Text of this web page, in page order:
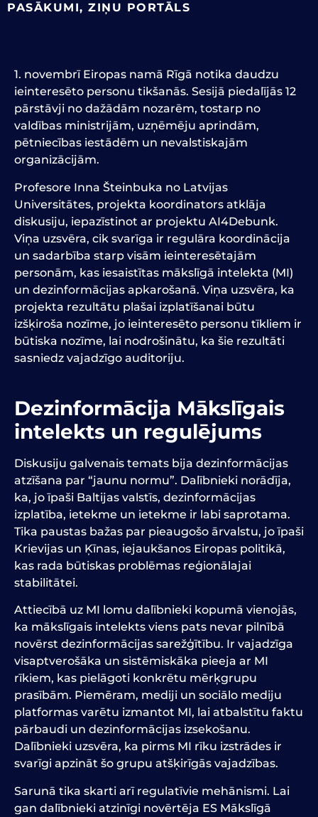
PASĀKUMI, ZIŅU PORTĀLS
1. novembrī Eiropas namā Rīgā notika daudzu
ieinteresēto personu tikšanās. Sesijā piedalījās 12
pārstāvji no dažādām nozarēm, tostarp no
valdības ministrijām, uzņēmēju aprindām,
pētniecības iestādēm un nevalstiskajām
organizācijām.
Profesore Inna Šteinbuka no Latvijas
Universitātes, projekta koordinators atklāja
diskusiju, iepazīstinot ar projektu AI4Debunk.
Viņa uzsvēra, cik svarīga ir regulāra koordinācija
un sadarbība starp visām ieinteresētajām
personām, kas iesaistītas mākslīgā intelekta (MI)
un dezinformācijas apkarošanā. Viņa uzsvēra, ka
projekta rezultātu plašai izplatīšanai būtu
izšķiroša nozīme, jo ieinteresēto personu tīkliem ir
būtiska nozīme, lai nodrošinātu, ka šie rezultāti
sasniedz vajadzīgo auditoriju.
Dezinformācija Mākslīgais
intelekts un regulējums
Diskusiju galvenais temats bija dezinformācijas
atzīšana par “jaunu normu”. Dalībnieki norādīja,
ka, jo īpaši Baltijas valstīs, dezinformācijas
izplatība, ietekme un ietekme ir labi saprotama.
Tika paustas bažas par pieaugošo ārvalstu, jo īpaši
Krievijas un Ķīnas, iejaukšanos Eiropas politikā,
kas rada būtiskas problēmas reģionālajai
stabilitātei.
Attiecībā uz MI lomu dalībnieki kopumā vienojās,
ka mākslīgais intelekts viens pats nevar pilnībā
novērst dezinformācijas sarežģītību. Ir vajadzīga
visaptverošāka un sistēmiskāka pieeja ar MI
rīkiem, kas pielāgoti konkrētu mērķgrupu
prasībām. Piemēram, mediji un sociālo mediju
platformas varētu izmantot MI, lai atbalstītu faktu
pārbaudi un dezinformācijas izsekošanu.
Dalībnieki uzsvēra, ka pirms MI rīku izstrādes ir
svarīgi apzināt šo grupu atšķirīgās vajadzības.
Sarunā tika skarti arī regulatīvie mehānismi. Lai
gan dalībnieki atzinīgi novērtēja ES Mākslīgā